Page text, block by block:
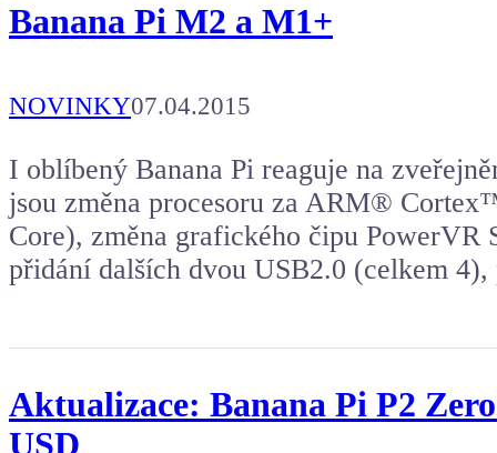
Banana Pi M2 a M1+
NOVINKY07.04.2015
I oblíbený Banana Pi reaguje na
jsou změna procesoru za ARM®
Core), změna grafického čipu
přidání dalších dvou USB2.0 (celkem
Aktualizace: Banana Pi P2
USD